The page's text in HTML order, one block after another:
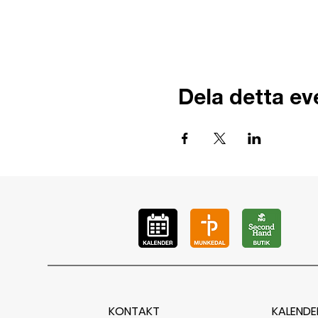
Dela detta
KONTAKT